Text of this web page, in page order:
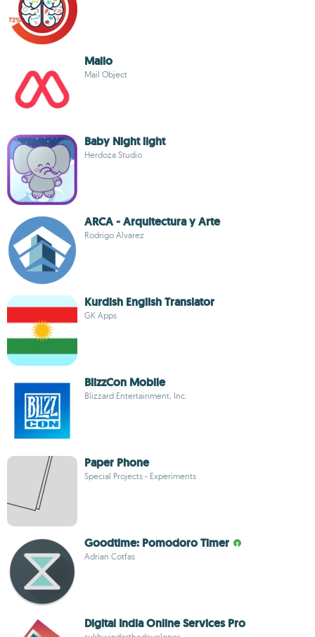
Mailo
Mail Object
Baby Night light
Herdoza Studio
ARCA - Arquitectura y Arte
Rodrigo Alvarez
Kurdish English Translator
GK Apps
BlizzCon Mobile
Blizzard Entertainment, Inc.
Paper Phone
Special Projects - Experiments
Goodtime: Pomodoro Timer
Adrian Cotfas
Digital India Online Services Pro